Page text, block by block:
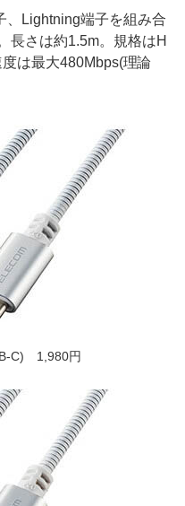
、Lightning端子を組み合
長さは約1.5m。規格はH
は最大480Mbps(理論
C) 1,980円